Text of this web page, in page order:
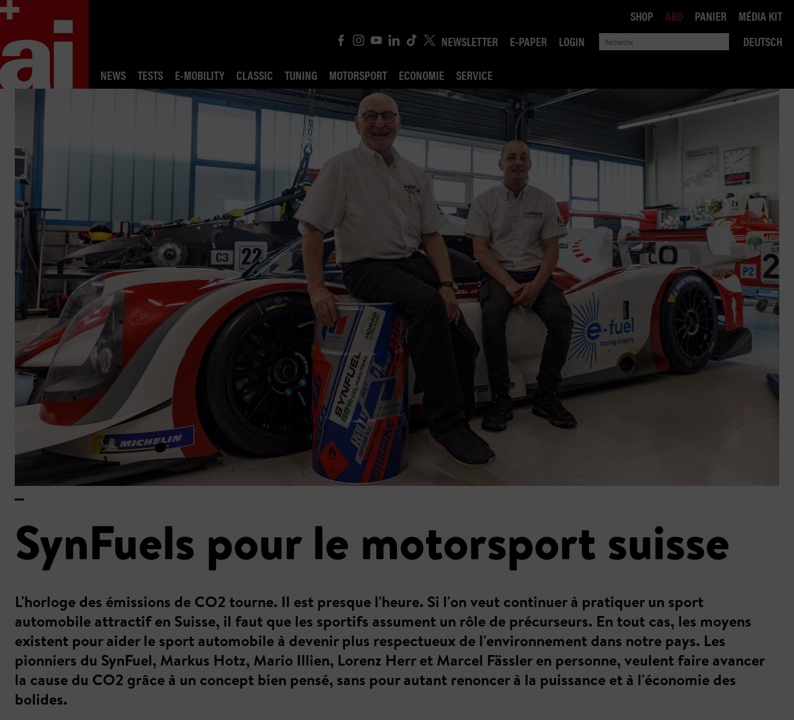
NEWSLETTER E-PAPER LOGIN
DEUTSCH
NEWS
TESTS E-MOBILITY CLASSIC TUNING MOTORSPORT ECONOMIE SERVICE
ROBIN ROAD
AI CONSEIL JURIDIQUE
POLITIQUE DES TRANSPORTS
COMPÉTITION
SHOP ABO PANIER MÉDIA KIT
SynFuels pour le motorsport suisse
L'horloge des émissions de CO2 tourne. Il est presque l'heure. Si l'on veut continuer à pratiquer un sport
automobile attractif en Suisse, il faut que les sportifs assument un rôle de précurseurs. En tout cas, les moyens
existent pour aider le sport automobile à devenir plus respectueux de l'environnement dans notre pays. Les
pionniers du SynFuel, Markus Hotz, Mario Illien, Lorenz Herr et Marcel Fässler en personne, veulent faire avancer
la cause du CO2 grâce à un concept bien pensé, sans pour autant renoncer à la puissance et à l'économie des
bolides.